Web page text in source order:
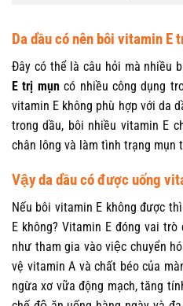
Da dầu có nên bôi vitamin E
Đây có thể là câu hỏi mà nhiều
E trị mụn có nhiều công dụng
vitamin E không phù hợp với da
trong dầu, bôi nhiều vitamin E
chân lông và làm tình trạng mụn
Vậy da dầu có được uống
Nếu bôi vitamin E không được
E không? Vitamin E đóng vai
như tham gia vào việc chuyển
vệ vitamin A và chất béo của
ngừa xơ vữa động mạch, tăng